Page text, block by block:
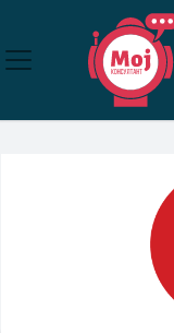
содржината